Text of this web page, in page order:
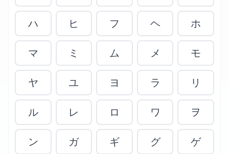
ハ ヒ フ ヘ ホ
マ ミ ム メ モ
ヤ ユ ヨ ラ リ
ル レ ロ ワ ヲ
ン ガ ギ グ ゲ